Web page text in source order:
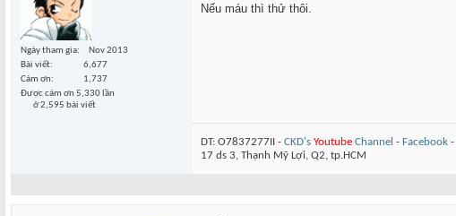
Ngày tham gia
Nov 2013
Bài viết
6,677
Cám ơn
1,737
Được cám ơn 5,330 lần
ở 2,595 bài viết
Nếu máu thì thử thôi.
DT: O7837277II - CKD's Youtube Channel - Facebook -
17 ds 3, Thạnh Mỹ Lợi, Q2, tp.HCM